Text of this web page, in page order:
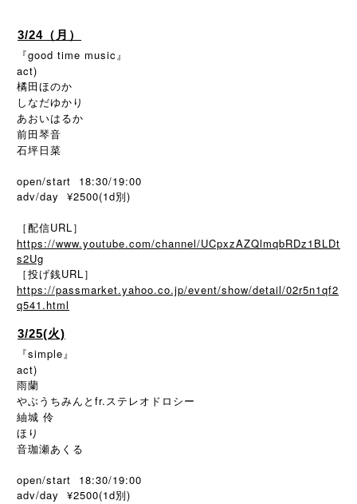
3/24（月）
『good time music』
act)
橘田ほのか
しなだゆかり
あおいはるか
前田琴音
石坪日菜
open/start 18:30/19:00
adv/day ¥2500(1d別)
［配信URL］
https://www.youtube.com/channel/UCpxzAZQlmqbRDz1BLDt
s2Ug
［投げ銭URL］
https://passmarket.yahoo.co.jp/event/show/detail/02r5n1qf2
q541.html
3/25(火)
『simple』
act)
雨蘭
やぶうちみんとfr.ステレオドロシー
紬城 伶
ほり
音珈瀬あくる
open/start 18:30/19:00
adv/day ¥2500(1d別)